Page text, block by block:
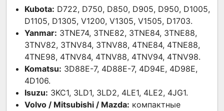
Kubota: D722, D750, D850, D905, D950, D1005,
D1105, D1305, V1200, V1305, V1505, D1703.
Yanmar: 3TNE74, 3TNE82, 3TNE84, 3TNE88,
3TNV82, 3TNV84, 3TNV88, 4TNE84, 4TNE88,
4TNE98, 4TNV84, 4TNV88, 4TNV94, 4TNV98.
Komatsu: 3D88E-7, 4D88E-7, 4D94E, 4D98E,
4D106.
Isuzu: 3KC1, 3LD1, 3LD2, 4LE1, 4LE2, 4JG1.
Volvo / Mitsubishi / Mazda: компактные